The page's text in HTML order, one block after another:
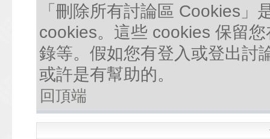
「刪除所有討論區 Cookies
cookies。這些 cookies 保留
錄等。假如您有登入或登出討
或許是有幫助的。
回頂端